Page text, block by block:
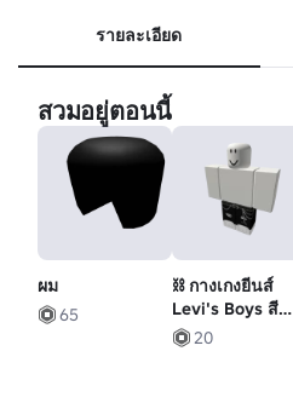
รายละเอียด
สวมอยู่ตอนนี้
ผม
65
⛓️ กางเกงยีนส์
Levi's Boys สีดํา
ฉีกขาดพร้อมโซ่
⛓️
20